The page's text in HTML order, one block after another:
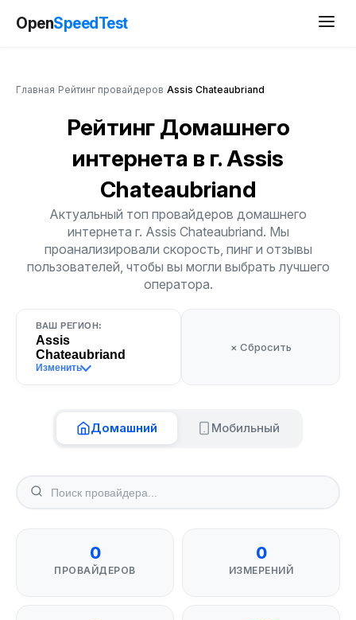
OpenSpeedTest
Главная Рейтинг провайдеров Assis Chateaubriand
Рейтинг Домашнего
интернета в г. Assis
Chateaubriand
Актуальный топ провайдеров домашнего
интернета г. Assis Chateaubriand. Мы
проанализировали скорость, пинг и отзывы
пользователей, чтобы вы могли выбрать лучшего
оператора.
ВАШ РЕГИОН:
Assis
Chateaubriand
Изменить
× Сбросить
Домашний Мобильный
0
ПРОВАЙДЕРОВ
0
ИЗМЕРЕНИЙ